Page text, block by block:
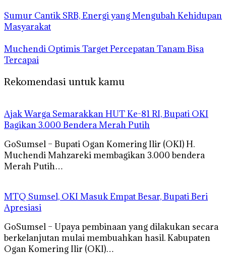
Sumur Cantik SRB, Energi yang Mengubah Kehidupan
Masyarakat
Muchendi Optimis Target Percepatan Tanam Bisa
Tercapai
Rekomendasi untuk kamu
Ajak Warga Semarakkan HUT Ke-81 RI, Bupati OKI
Bagikan 3.000 Bendera Merah Putih
GoSumsel – Bupati Ogan Komering Ilir (OKI) H.
Muchendi Mahzareki membagikan 3.000 bendera
Merah Putih…
MTQ Sumsel, OKI Masuk Empat Besar, Bupati Beri
Apresiasi
GoSumsel – Upaya pembinaan yang dilakukan secara
berkelanjutan mulai membuahkan hasil. Kabupaten
Ogan Komering Ilir (OKI)…